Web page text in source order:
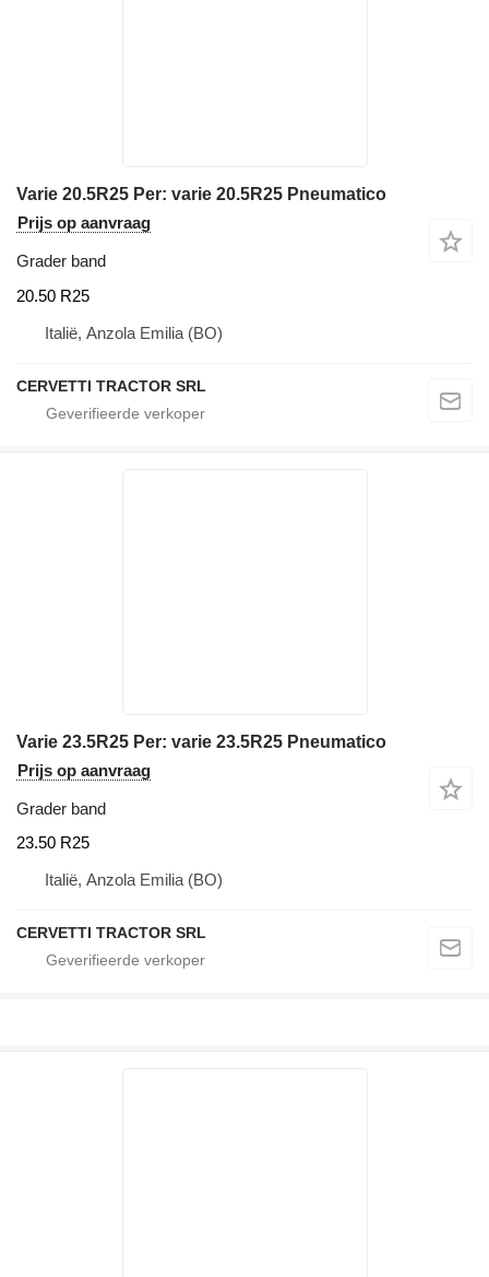
Varie 20.5R25 Per: varie 20.5R25 Pneumatico
Prijs op aanvraag
Grader band
20.50 R25
Italië, Anzola Emilia (BO)
CERVETTI TRACTOR SRL
Varie 23.5R25 Per: varie 23.5R25 Pneumatico
Prijs op aanvraag
Grader band
23.50 R25
Italië, Anzola Emilia (BO)
CERVETTI TRACTOR SRL